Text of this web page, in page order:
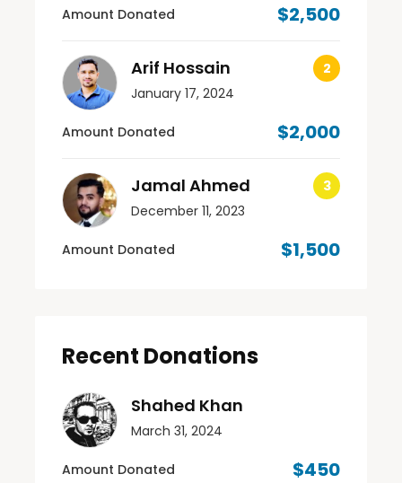
Amount Donated $2,500
Arif Hossain
January 17, 2024
Amount Donated $2,000
Jamal Ahmed
December 11, 2023
Amount Donated $1,500
Recent Donations
Shahed Khan
March 31, 2024
Amount Donated $450